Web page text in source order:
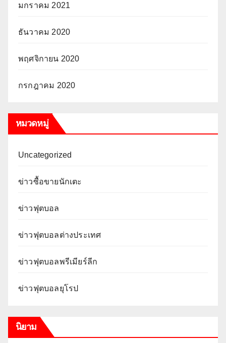
มกราคม 2021
ธันวาคม 2020
พฤศจิกายน 2020
กรกฎาคม 2020
หมวดหมู่
Uncategorized
ข่าวซื้อขายนักเตะ
ข่าวฟุตบอล
ข่าวฟุตบอลต่างประเทศ
ข่าวฟุตบอลพรีเมียร์ลีก
ข่าวฟุตบอลยุโรป
นิยาม